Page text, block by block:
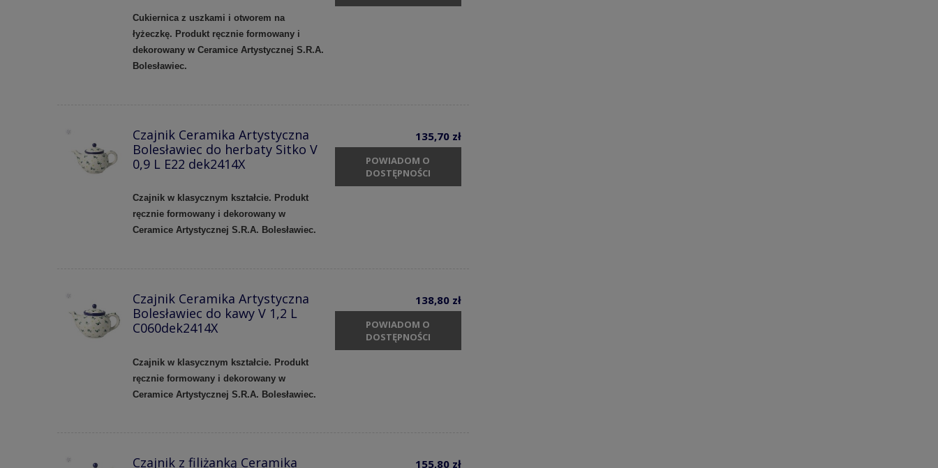
Cukiernica z uszkami i otworem na
łyżeczkę. Produkt ręcznie formowany i
dekorowany w Ceramice Artystycznej S.R.A.
Bolesławiec.
Czajnik Ceramika Artystyczna
Bolesławiec do herbaty Sitko V
0,9 L E22 dek2414X
Czajnik w klasycznym kształcie. Produkt
ręcznie formowany i dekorowany w
Ceramice Artystycznej S.R.A. Bolesławiec.
135,70 zł
POWIADOM O
DOSTĘPNOŚCI
Czajnik Ceramika Artystyczna
Bolesławiec do kawy V 1,2 L
C060dek2414X
Czajnik w klasycznym kształcie. Produkt
ręcznie formowany i dekorowany w
Ceramice Artystycznej S.R.A. Bolesławiec.
138,80 zł
POWIADOM O
DOSTĘPNOŚCI
Czajnik z filiżanką Ceramika
155,80 zł